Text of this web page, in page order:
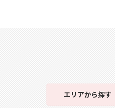
エリアから探す